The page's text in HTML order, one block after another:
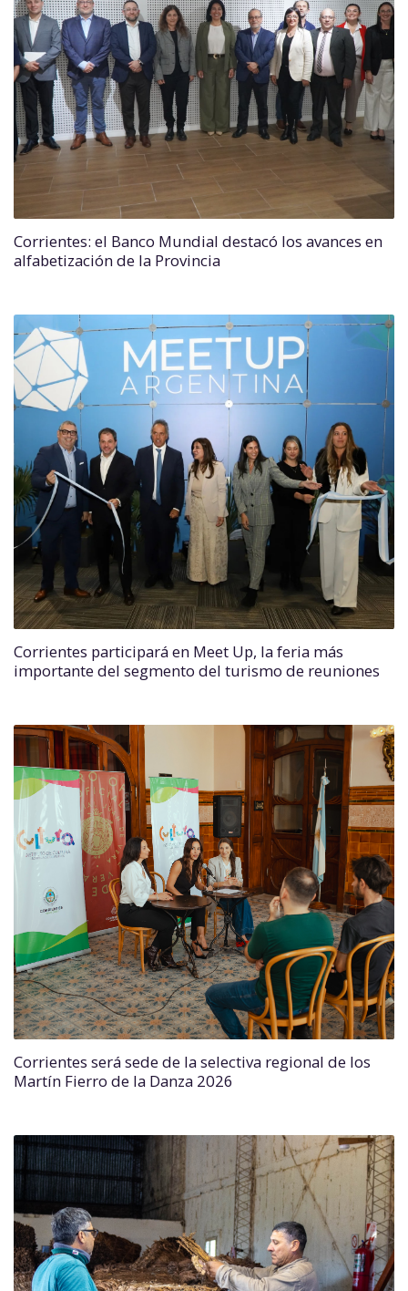
Corrientes: el Banco Mundial destacó los avances en
alfabetización de la Provincia
Corrientes participará en Meet Up, la feria más
importante del segmento del turismo de reuniones
Corrientes será sede de la selectiva regional de los
Martín Fierro de la Danza 2026